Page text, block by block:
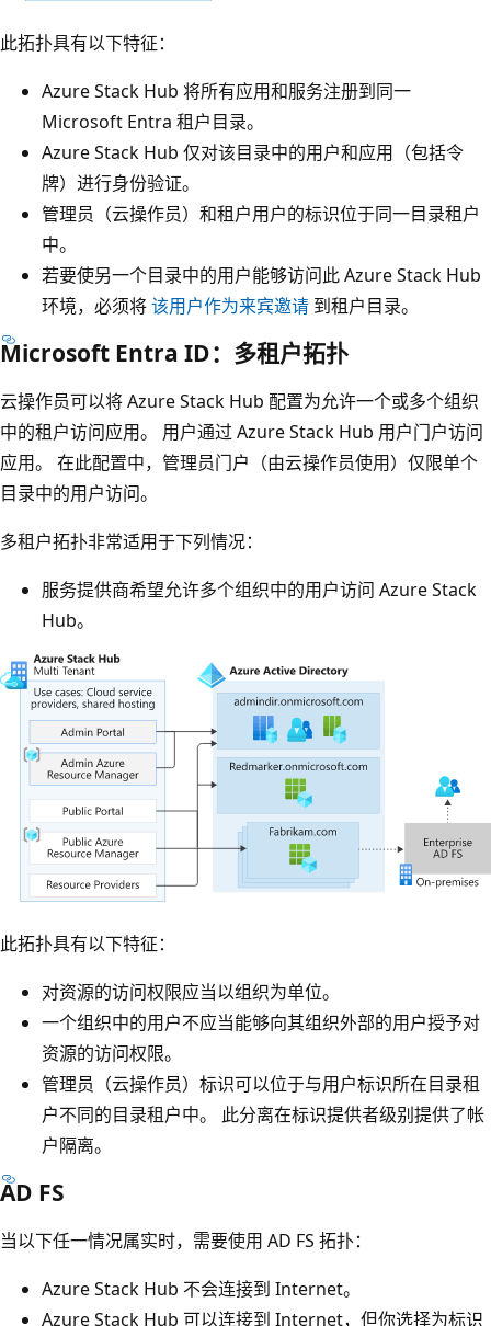
此拓扑具有以下特征：
Azure Stack Hub 将所有应用和服务注册到同一
Microsoft Entra 租户目录。
Azure Stack Hub 仅对该目录中的用户和应用（包括令
牌）进行身份验证。
管理员（云操作员）和租户用户的标识位于同一目录租户
中。
若要使另一个目录中的用户能够访问此 Azure Stack Hub
环境，必须将该用户作为来宾邀请 到租户目录。
Microsoft Entra ID：多租户拓扑
云操作员可以将 Azure Stack Hub 配置为允许一个或多个组织
中的租户访问应用。 用户通过 Azure Stack Hub 用户门户访问
应用。 在此配置中，管理员门户（由云操作员使用）仅限单个
目录中的用户访问。
多租户拓扑非常适用于下列情况：
服务提供商希望允许多个组织中的用户访问 Azure Stack
Hub。
此拓扑具有以下特征：
对资源的访问权限应当以组织为单位。
一个组织中的用户不应当能够向其组织外部的用户授予对
资源的访问权限。
管理员（云操作员）标识可以位于与用户标识所在目录租
户不同的目录租户中。 此分离在标识提供者级别提供了帐
户隔离。
AD FS
当以下任一情况属实时，需要使用 AD FS 拓扑：
Azure Stack Hub 不会连接到 Internet。
Azure Stack Hub 可以连接到 Internet，但你选择为标识